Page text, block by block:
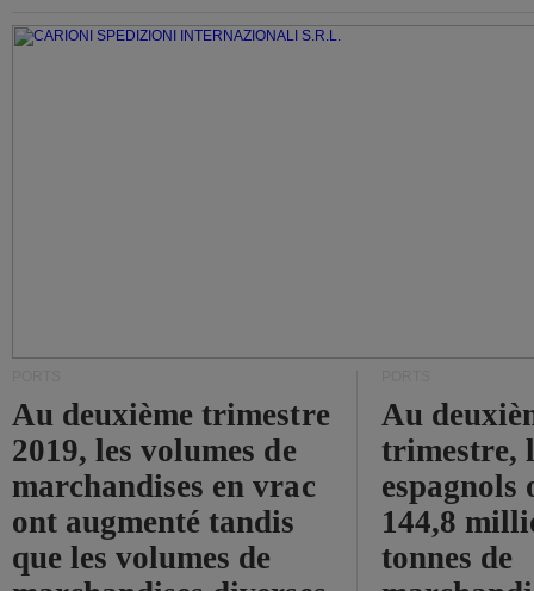
Au deuxième trimestre
2019, les volumes de
marchandises en vrac
ont augmenté tandis
que les volumes de
Au
trimestre,
144,8
tonnes de